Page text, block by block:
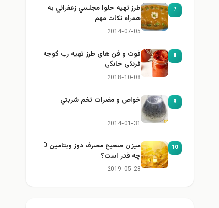
7
طرز تهيه حلوا مجلسي زعفراني به
همراه نكات مهم
2014-07-05
8
فوت و فن های طرز تهیه رب گوجه
فرنگی خانگی
2018-10-08
9 خواص و مضرات تخم شربتي
2014-01-31
10
میزان صحیح مصرف دوز ویتامین D
چه قدر است؟
2019-05-28